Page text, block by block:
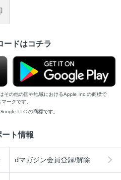
ードはコチラ
その他の国や地域におけるApple Inc.の商標で
ークです。
LLC の商標です。
ート情報
dマガジン会員登録/解除